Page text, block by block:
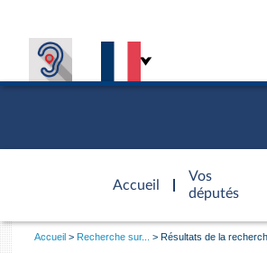
Accueil
d'accueil
Vos
députés
Vous
Accueil Recherche sur... Résultats de la